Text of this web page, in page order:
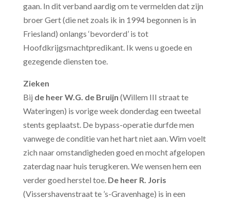
gaan. In dit verband aardig om te vermelden dat zijn
broer Gert (die net zoals ik in 1994 begonnen is in
Friesland) onlangs ‘bevorderd’ is tot
Hoofdkrijgsmachtpredikant. Ik wens u goede en
gezegende diensten toe.
Zieken
Bij de heer W.G. de Bruijn (Willem III straat te
Wateringen) is vorige week donderdag een tweetal
stents geplaatst. De bypass-operatie durfde men
vanwege de conditie van het hart niet aan. Wim voelt
zich naar omstandigheden goed en mocht afgelopen
zaterdag naar huis terugkeren. We wensen hem een
verder goed herstel toe. De heer R. Joris
(Vissershavenstraat te ’s-Gravenhage) is in een